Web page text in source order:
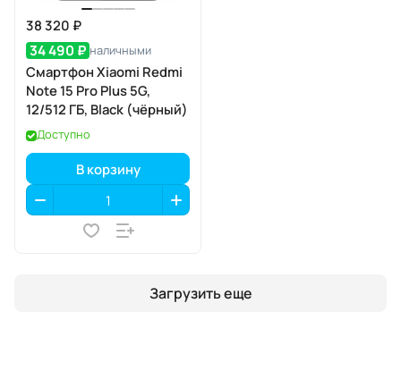
38 320 ₽
34 490 ₽ наличными
Смартфон Xiaomi Redmi
Note 15 Pro Plus 5G,
12/512 ГБ, Black (чёрный)
Доступно
В корзину
Загрузить еще